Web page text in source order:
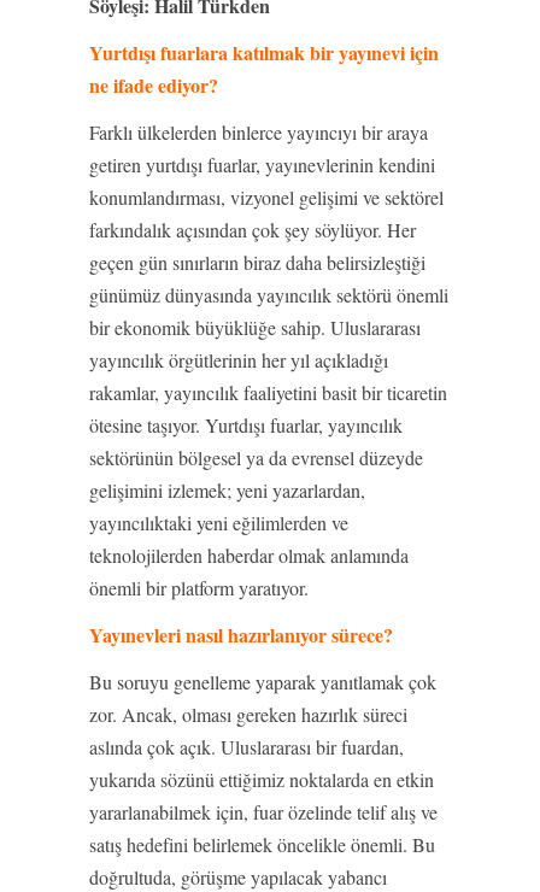
Yurtdışı fuarlara katılmak bir yayınevi için
ne ifade ediyor?
Farklı ülkelerden binlerce yayıncıyı bir araya
getiren yurtdışı fuarlar, yayınevlerinin kendini
konumlandırması, vizyonel gelişimi ve sektörel
farkındalık açısından çok şey söylüyor. Her
geçen gün sınırların biraz daha belirsizleştiği
günümüz dünyasında yayıncılık sektörü önemli
bir ekonomik büyüklüğe sahip. Uluslararası
yayıncılık örgütlerinin her yıl açıkladığı
rakamlar, yayıncılık faaliyetini basit bir ticaretin
ötesine taşıyor. Yurtdışı fuarlar, yayıncılık
sektörünün bölgesel ya da evrensel düzeyde
gelişimini izlemek; yeni yazarlardan,
yayıncılıktaki yeni eğilimlerden ve
teknolojilerden haberdar olmak anlamında
önemli bir platform yaratıyor.
Yayınevleri nasıl hazırlanıyor sürece?
Bu soruyu genelleme yaparak yanıtlamak çok
zor. Ancak, olması gereken hazırlık süreci
aslında çok açık. Uluslararası bir fuardan,
yukarıda sözünü ettiğimiz noktalarda en etkin
yararlanabilmek için, fuar özelinde telif alış ve
satış hedefini belirlemek öncelikle önemli. Bu
doğrultuda, görüşme yapılacak yabancı